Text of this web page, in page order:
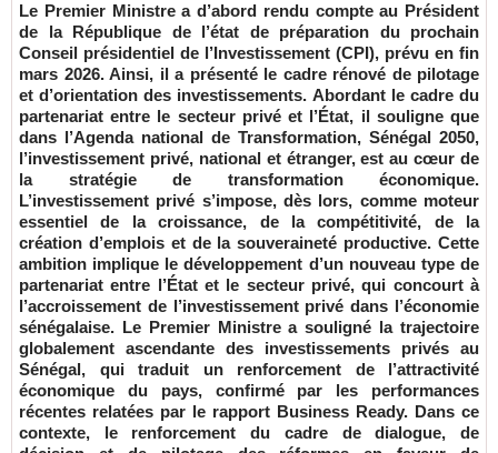
Le Premier Ministre a d’abord rendu compte au Président
de la République de l’état de préparation du prochain
Conseil présidentiel de l’Investissement (CPI), prévu en fin
mars 2026. Ainsi, il a présenté le cadre rénové de pilotage
et d’orientation des investissements. Abordant le cadre du
partenariat entre le secteur privé et l’État, il souligne que
dans l’Agenda national de Transformation, Sénégal 2050,
l’investissement privé, national et étranger, est au cœur de
la stratégie de transformation économique.
L’investissement privé s’impose, dès lors, comme moteur
essentiel de la croissance, de la compétitivité, de la
création d’emplois et de la souveraineté productive. Cette
ambition implique le développement d’un nouveau type de
partenariat entre l’État et le secteur privé, qui concourt à
l’accroissement de l’investissement privé dans l’économie
sénégalaise. Le Premier Ministre a souligné la trajectoire
globalement ascendante des investissements privés au
Sénégal, qui traduit un renforcement de l’attractivité
économique du pays, confirmé par les performances
récentes relatées par le rapport Business Ready. Dans ce
contexte, le renforcement du cadre de dialogue, de